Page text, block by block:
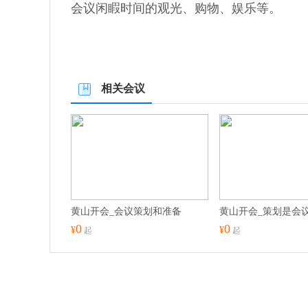
会议闲睱时间的观光、购物、娱乐等。
相关会议
黄山开会_会议策划和准备
¥0 起 ¥0 起